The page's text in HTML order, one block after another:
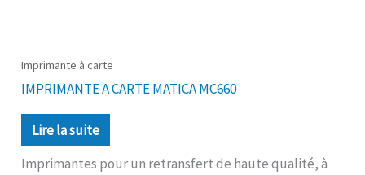
Imprimante à carte
IMPRIMANTE A CARTE MATICA MC660
Lire la suite
Imprimantes pour un retransfert de haute qualité, à